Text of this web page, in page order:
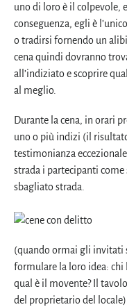
uno di loro è il colpevole,
conseguenza, egli è
o tradirsi fornendo un
cena quindi dovranno
all’indiziato e scoprire
al meglio.
Durante la cena, in orari
uno o più indizi (il
testimonianza
strada i partecipanti
sbagliato strada.
(quando ormai gli invitati
formulare la loro idea: chi
qual è il movente? Il
del proprietario del